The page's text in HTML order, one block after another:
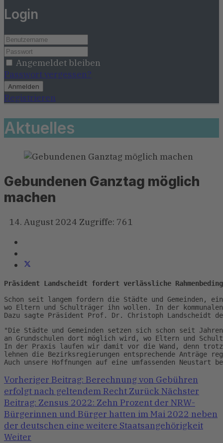
Login
Angemeldet bleiben
Passwort vergessen?
Anmelden
Registrieren
Aktuelles
Gebundenen Ganztag möglich
machen
14. August 2024 Zugriffe: 761
Präsident Landscheidt fordert verlässliche
Schon seit langem fordern die Städte und Gemeinden,
wo Eltern und Schulträger ihn wollen. In der
Dazu sagte Präsident Prof. Dr. Christoph Landscheidt
"Die Städte und Gemeinden setzen sich schon seit
an Grundschulen dort möglich wird, wo Eltern und
In der Praxis laufen wir damit vor die Wand, denn
lehnen die Bezirksregierungen entsprechende Anträge
Auch unsere Hoffnungen auf eine umfassenden Neustart
Vorheriger Beitrag: Berechnung von Gebühren
erfolgt nach geltendem Recht Zurück Nächster
Beitrag: Zensus 2022: Zehn Prozent der NRW-
Bürgerinnen und Bürger hatten im Mai 2022 neben
der deutschen eine weitere Staatsangehörigkeit
Weiter